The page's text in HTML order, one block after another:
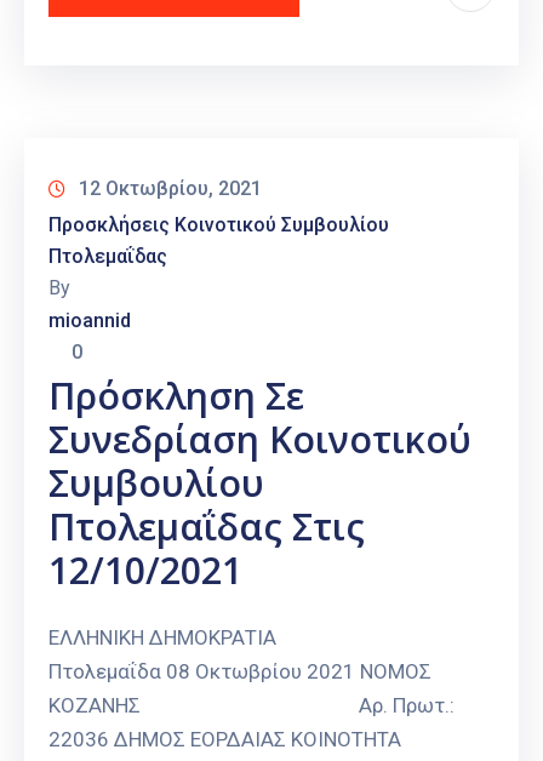
12 Οκτωβρίου, 2021
Προσκλήσεις Κοινοτικού Συμβουλίου
Πτολεμαΐδας
By
mioannid
0
Πρόσκληση Σε
Συνεδρίαση Κοινοτικού
Συμβουλίου
Πτολεμαΐδας Στις
12/10/2021
ΕΛΛΗΝΙΚΗ ΔΗΜΟΚΡΑΤΙΑ
Πτολεμαΐδα 08 Οκτωβρίου 2021 ΝΟΜΟΣ
ΚΟΖΑΝΗΣ Αρ. Πρωτ.:
22036 ΔΗΜΟΣ ΕΟΡΔΑΙΑΣ ΚΟΙΝΟΤΗΤΑ